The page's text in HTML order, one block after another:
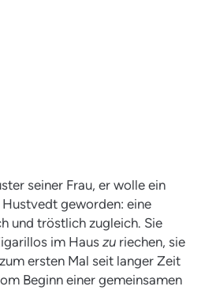
seiner Frau, er wolle ein
geworden: eine
und tröstlich zugleich. Sie
im Haus zuriechen, sie
ersten Mal seit langer Zeit
Beginn einer gemeinsamen